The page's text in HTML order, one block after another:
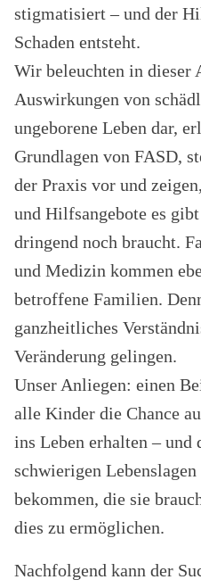
stigmatisiert – und der
Schaden entsteht.
Wir beleuchten in dieser
Auswirkungen von
ungeborene Leben dar,
Grundlagen von FASD,
der Praxis vor und
und Hilfsangebote es
dringend noch braucht.
und Medizin kommen
betroffene Familien.
ganzheitliches
Veränderung gelingen.
Unser Anliegen: einen
alle Kinder die Chance
ins Leben erhalten – und
schwierigen
bekommen, die sie
dies zu ermöglichen.
Nachfolgend kann der